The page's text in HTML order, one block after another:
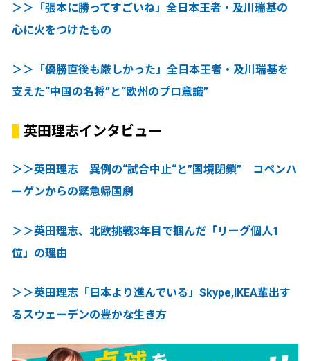
＞＞「張本に勝ってすごいね」全日本王者・及川瑞基の
心に火をつけたもの
＞＞「優勝直後も厳しかった」全日本王者・及川瑞基を
支えた“中国の名将”と“欧州のプロ意識”
英田理志インタビュー
＞＞英田理志 異例の“試合中止“と”国境閉鎖” コペンハ
ーゲンからの緊急帰国劇
＞＞英田理志、北欧挑戦3年目で掴んだ「リーグ個人1
位」の理由
＞＞英田理志「日本より進んでいる」Skype,IKEA輩出す
るスウェーデンの豊かな生き方